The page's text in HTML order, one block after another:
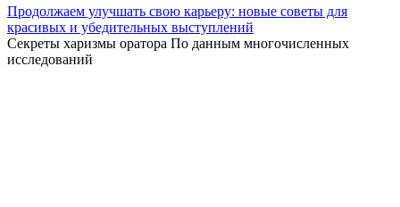
Продолжаем улучшать свою карьеру: новые советы для
красивых и убедительных выступлений
Секреты харизмы оратора По данным многочисленных
исследований